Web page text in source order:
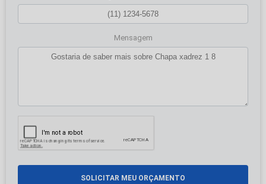
Mensagem
SOLICITAR MEU ORÇAMENTO